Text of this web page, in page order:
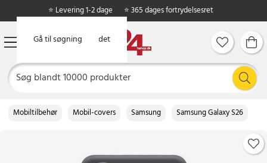
Gå til hovedindholdet
Gå til søgning
⭐ Levering 1-2 dage ⭐ 365 dages fortrydelsesret
Mobiltilbehør Mobil-covers Samsung Samsung Galaxy S26